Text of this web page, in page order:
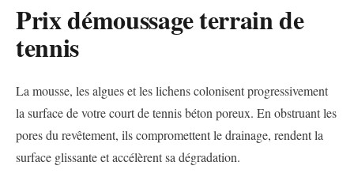
Prix démoussage terrain de
tennis
La mousse, les algues et les lichens colonisent progressivement
la surface de votre court de tennis béton poreux. En obstruant les
pores du revêtement, ils compromettent le drainage, rendent la
surface glissante et accélèrent sa dégradation.